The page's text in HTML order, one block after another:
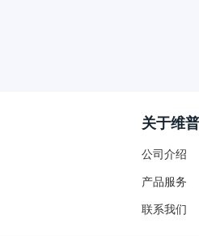
关于维普
公司介绍
产品服务
联系我们